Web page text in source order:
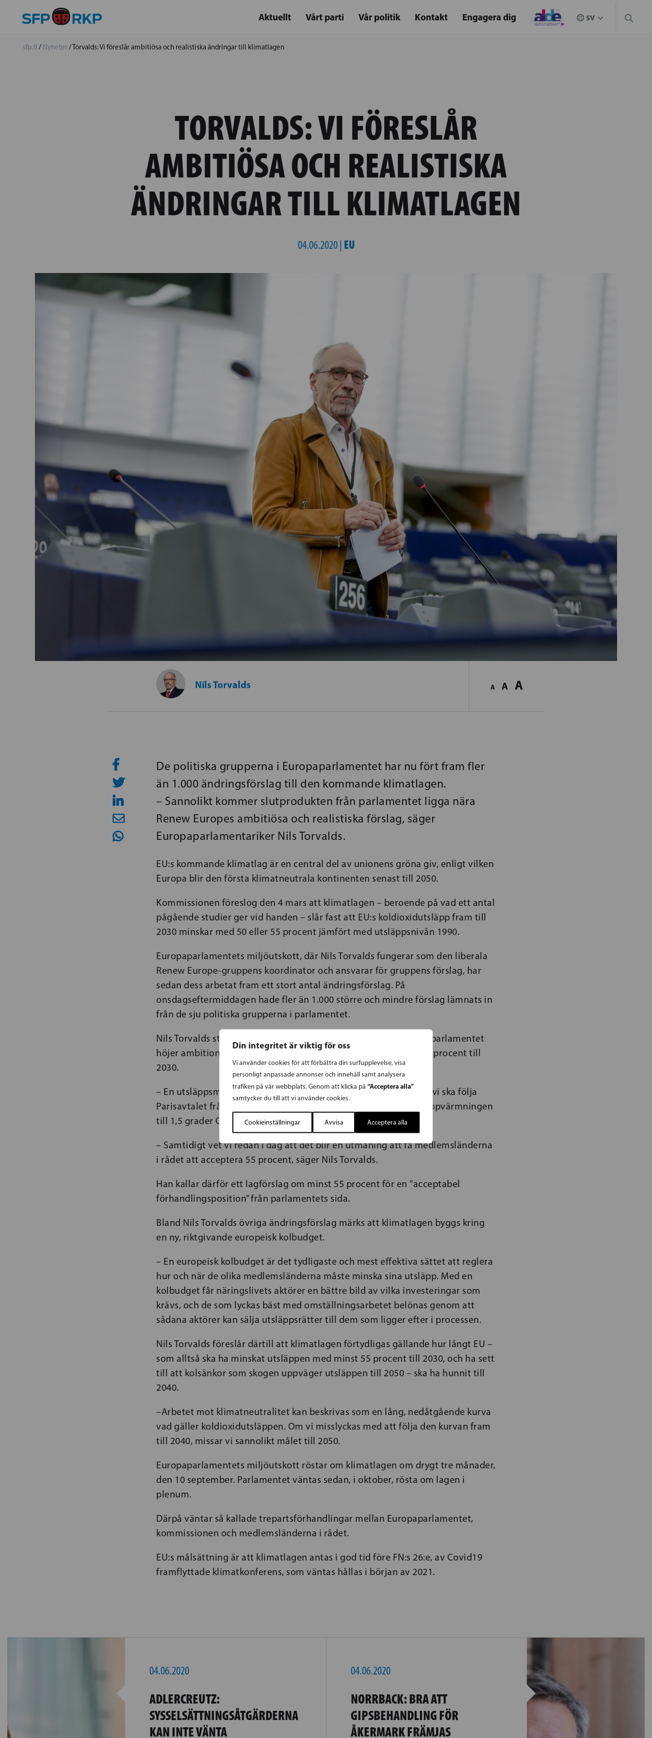
Din integritet är viktig för oss
Vi använder cookies för att förbättra din surfupplevelse, visa
personligt anpassade annonser och innehåll samt analysera
trafiken på vår webbplats. Genom att klicka på “Acceptera alla”
samtycker du till att vi använder cookies.
Cookieinställningar Avvisa Acceptera alla
Aktuellt Vårt parti Vår politik Kontakt Engagera dig
sfp.fi / Nyheter/Torvalds: Vi föreslår ambitiösa och realistiska ändringar till klimatlagen
TORVALDS: VI FÖRESLÅR
AMBITIÖSA OCH REALISTISKA
ÄNDRINGAR TILL KLIMATLAGEN
04.06.2020 | EU
Nils Torvalds A A A
De politiska grupperna i Europaparlamentet har nu fört fram fler
än 1.000 ändringsförslag till den kommande klimatlagen.
– Sannolikt kommer slutprodukten från parlamentet ligga nära
Renew Europes ambitiösa och realistiska förslag, säger
Europaparlamentariker Nils Torvalds.
EU:s kommande klimatlag är en central del av unionens gröna giv, enligt vilken
Europa blir den första klimatneutrala kontinenten senast till 2050.
Kommissionen föreslog den 4 mars att klimatlagen – beroende på vad ett antal
pågående studier ger vid handen – slår fast att EU:s koldioxidutsläpp fram till
2030 minskar med 50 eller 55 procent jämfört med utsläppsnivån 1990.
Europaparlamentets miljöutskott, där Nils Torvalds fungerar som den liberala
Renew Europe-gruppens koordinator och ansvarar för gruppens förslag, har
sedan dess arbetat fram ett stort antal ändringsförslag. På
onsdagseftermiddagen hade fler än 1.000 större och mindre förslag lämnats in
från de sju politiska grupperna i parlamentet.
Nils Torvalds står bakom flera av förslagen, däribland att Europaparlamentet
höjer ambitionsnivån till att utsläppen ska minska med minst 55 procent till
2030.
– En utsläppsminskning om 55 procent är helt nödvändig för att vi ska följa
Parisavtalet från 2015, som syftar till att begränsa den globala uppvärmningen
till 1,5 grader Celsius.
– Samtidigt vet vi redan i dag att det blir en utmaning att få medlemsländerna
i rådet att acceptera 55 procent, säger Nils Torvalds.
Han kallar därför ett lagförslag om minst 55 procent för en ”acceptabel
förhandlingsposition” från parlamentets sida.
Bland Nils Torvalds övriga ändringsförslag märks att klimatlagen byggs kring
en ny, riktgivande europeisk kolbudget.
– En europeisk kolbudget är det tydligaste och mest effektiva sättet att reglera
hur och när de olika medlemsländerna måste minska sina utsläpp. Med en
kolbudget får näringslivets aktörer en bättre bild av vilka investeringar som
krävs, och de som lyckas bäst med omställningsarbetet belönas genom att
sådana aktörer kan sälja utsläppsrätter till dem som ligger efter i processen.
Nils Torvalds föreslår därtill att klimatlagen förtydligas gällande hur långt EU –
som alltså ska ha minskat utsläppen med minst 55 procent till 2030, och ha sett
till att kolsänkor som skogen uppväger utsläppen till 2050 – ska ha hunnit till
2040.
–Arbetet mot klimatneutralitet kan beskrivas som en lång, nedåtgående kurva
vad gäller koldioxidutsläppen. Om vi misslyckas med att följa den kurvan fram
till 2040, missar vi sannolikt målet till 2050.
Europaparlamentets miljöutskott röstar om klimatlagen om drygt tre månader,
den 10 september. Parlamentet väntas sedan, i oktober, rösta om lagen i
plenum.
Därpå väntar så kallade trepartsförhandlingar mellan Europaparlamentet,
kommissionen och medlemsländerna i rådet.
EU:s målsättning är att klimatlagen antas i god tid före FN:s 26:e, av Covid19
framflyttade klimatkonferens, som väntas hållas i början av 2021.
04.06.2020
ADLERCREUTZ:
SYSSELSÄTTNINGSÅTGÄRDERNA
KAN INTE VÄNTA
04.06.2020
NORRBACK: BRA ATT
GIPSBEHANDLING FÖR
ÅKERMARK FRÄMJAS